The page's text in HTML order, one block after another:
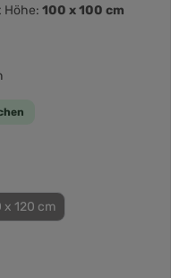
Höhe: 100 x 100 cm
x 120 cm